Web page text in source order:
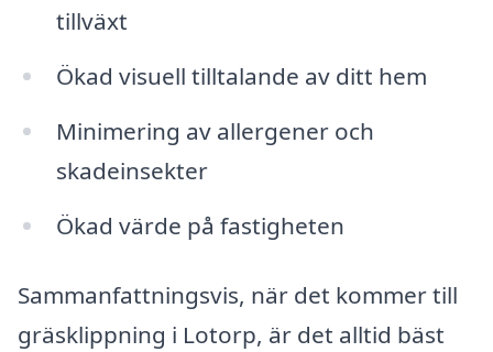
tillväxt
Ökad visuell tilltalande av ditt hem
Minimering av allergener och
skadeinsekter
Ökad värde på fastigheten
Sammanfattningsvis, när det kommer till
gräsklippning i Lotorp, är det alltid bäst